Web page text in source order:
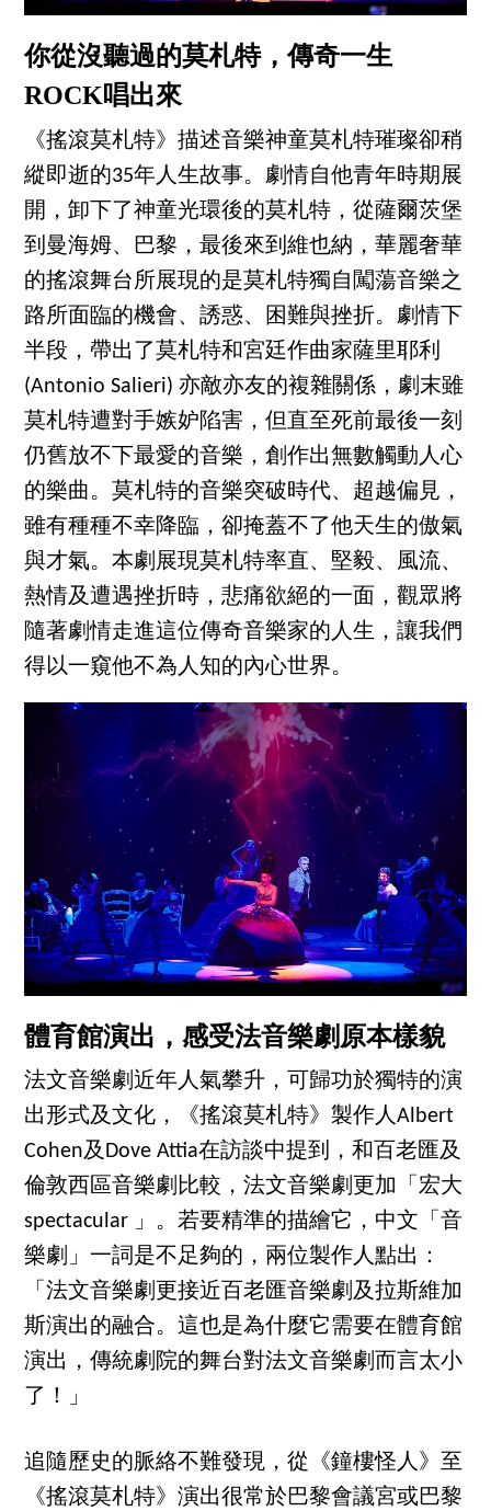
你從沒聽過的莫札特，傳奇一生
ROCK唱出來
《搖滾莫札特》描述音樂神童莫札特璀璨卻稍
縱即逝的35年人生故事。劇情自他青年時期展
開，卸下了神童光環後的莫札特，從薩爾茨堡
到曼海姆、巴黎，最後來到維也納，華麗奢華
的搖滾舞台所展現的是莫札特獨自闖蕩音樂之
路所面臨的機會、誘惑、困難與挫折。劇情下
半段，帶出了莫札特和宮廷作曲家薩里耶利
(Antonio Salieri) 亦敵亦友的複雜關係，劇末雖
莫札特遭對手嫉妒陷害，但直至死前最後一刻
仍舊放不下最愛的音樂，創作出無數觸動人心
的樂曲。莫札特的音樂突破時代、超越偏見，
雖有種種不幸降臨，卻掩蓋不了他天生的傲氣
與才氣。本劇展現莫札特率直、堅毅、風流、
熱情及遭遇挫折時，悲痛欲絕的一面，觀眾將
隨著劇情走進這位傳奇音樂家的人生，讓我們
得以一窺他不為人知的內心世界。
體育館演出，感受法音樂劇原本樣貌
法文音樂劇近年人氣攀升，可歸功於獨特的演
出形式及文化，《搖滾莫札特》製作人Albert
Cohen及Dove Attia在訪談中提到，和百老匯及
倫敦西區音樂劇比較，法文音樂劇更加「宏大
spectacular 」。若要精準的描繪它，中文「音
樂劇」一詞是不足夠的，兩位製作人點出：
「法文音樂劇更接近百老匯音樂劇及拉斯維加
斯演出的融合。這也是為什麼它需要在體育館
演出，傳統劇院的舞台對法文音樂劇而言太小
了！」
追隨歷史的脈絡不難發現，從《鐘樓怪人》至
《搖滾莫札特》演出很常於巴黎會議宮或巴黎